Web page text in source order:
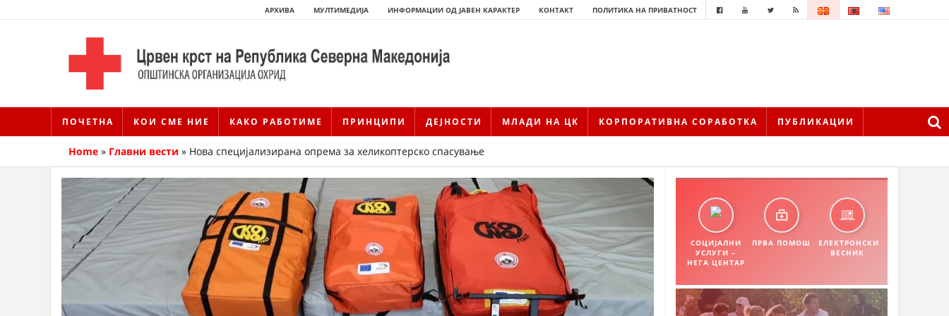
АРХИВА МУЛТИМЕДИЈА ИНФОРМАЦИИ ОД ЈАВЕН КАРАКТЕР КОНТАКТ ПОЛИТИКА НА ПРИВАТНОСТ
ПОЧЕТНА КОИ СМЕ НИЕ КАКО РАБОТИМЕ ПРИНЦИПИ ДЕЈНОСТИ МЛАДИ НА ЦК КОРПОРАТИВНА СОРАБОТКА ПУБЛИКАЦИИ
ИСТОРИЈАТ НА ЦКРМ
ИСТОРИЈАТ НА ДВИЖЕЊЕТО
Home » Главни вести » Нова специјализирана опрема за хеликоптерско спасување
СОЦИЈАЛНИ
УСЛУГИ –
НЕГА ЦЕНТАР
ПРВА ПОМОШ
ЕЛЕКТРОНСКИ
ВЕСНИК